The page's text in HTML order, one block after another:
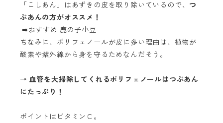
「こしあん」はあずきの皮を取り除いているので、 つ
ぶあんの方がオススメ！
➡おすすめ 鹿の子小豆
ちなみに、ポリフェノールが皮に多い理由は、植物が
酸素や紫外線から身を守るためなんだそう。
→ 血管を大掃除してくれるポリフェノールはつぶあん
にたっぷり！
ポイントはビタミンＣ。